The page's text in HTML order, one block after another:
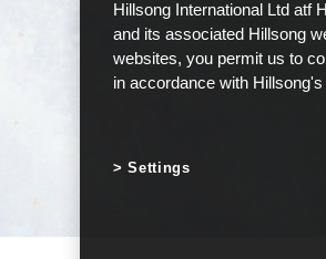
Hillsong International Ltd atf
and its associated Hillsong
websites, you permit us to
in accordance with
Settings